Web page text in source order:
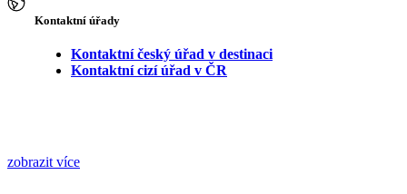
Kontaktní úřady
Kontaktní český úřad v destinaci
Kontaktní cizí úřad v ČR
zobrazit více